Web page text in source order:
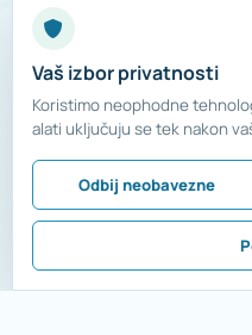
Vaš izbor privatnosti
Koristimo neophodne
alati uključuju se tek nakon
Odbij neobavezne